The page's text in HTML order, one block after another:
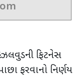
ફિટનેસ
ફરવાનો નિર્ણય